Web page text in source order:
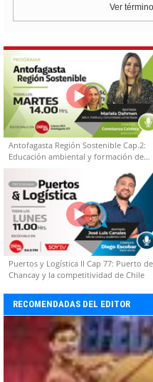
Ver
Antofagasta Región Sostenible Cap.2:
Educación ambiental y formación de
capacidades técnicas
Puertos y Logística II Cap 77: Puerto de
Chancay y la competitividad de Chile
RECOMENDADAS DEL EDITOR